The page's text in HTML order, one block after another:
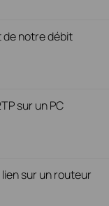
notre débit
sur un PC
sur un routeur